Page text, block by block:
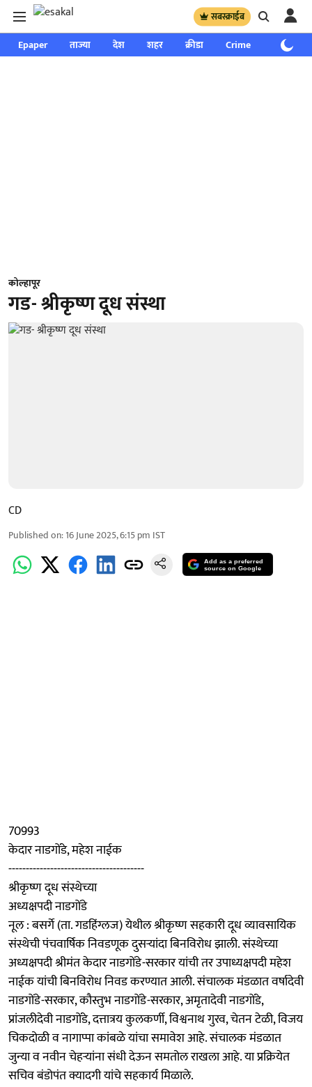
सबस्क्राईब
Epaper ताज्या देश शहर क्रीडा Crime साप्ताहिक
कोल्हापूर
गड- श्रीकृष्ण दूध संस्था
CD
Published on:16 June 2025, 6:15 pm IST
Add as a preferred
source on Google
70993
केदार नाडगोंडे, महेश नाईक
---------------------------------------
श्रीकृष्ण दूध संस्थेच्या
अध्यक्षपदी नाडगोंडे
नूल : बसर्गे (ता. गडहिंग्लज) येथील श्रीकृष्ण सहकारी दूध व्यावसायिक
संस्थेची पंचवार्षिक निवडणूक दुसऱ्यांदा बिनविरोध झाली. संस्थेच्या
अध्यक्षपदी श्रीमंत केदार नाडगोंडे-सरकार यांची तर उपाध्यक्षपदी महेश
नाईक यांची बिनविरोध निवड करण्यात आली. संचालक मंडळात वर्षादेवी
नाडगोंडे-सरकार, कौस्तुभ नाडगोंडे-सरकार, अमृतादेवी नाडगोंडे,
प्रांजलीदेवी नाडगोंडे, दत्तात्रय कुलकर्णी, विश्वनाथ गुरव, चेतन टेळी, विजय
चिकदोळी व नागाप्पा कांबळे यांचा समावेश आहे. संचालक मंडळात
जुन्या व नवीन चेहऱ्यांना संधी देऊन समतोल राखला आहे. या प्रक्रियेत
सचिव बंडोपंत क्यादगी यांचे सहकार्य मिळाले.